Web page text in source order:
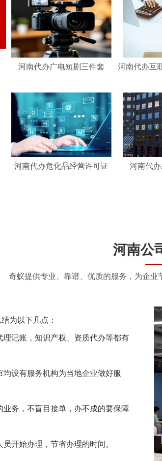
河南代办广电短剧三件套 河南代办互
河南代办危化品经营许可证 河南代
河南公
奇蚁提供专业、靠谱、优质的服务，为企
为以下几点：
记账，知识产权、资质代办等都有
设有服务机构为当地企业做好服
务，不盲目接单，办不成的要保障
开始办理，节省办理的时间。